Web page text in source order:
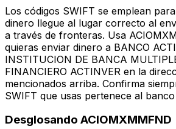
Los códigos SWIFT se emplean
dinero llegue al lugar correcto al
a través de fronteras. Usa
quieras enviar dinero a BANCO
INSTITUCION DE BANCA
FINANCIERO ACTINVER en la
mencionados arriba. Confirma
SWIFT que usas pertenece al
Desglosando ACIOMXMMFND